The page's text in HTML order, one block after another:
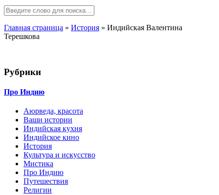
Главная страница » История » Индийская Валентина
Терешкова
Рубрики
Про Индию
Аюрведа, красота
Ваши истории
Индийская кухня
Индийское кино
История
Культура и искусство
Мистика
Про Индию
Путешествия
Религии